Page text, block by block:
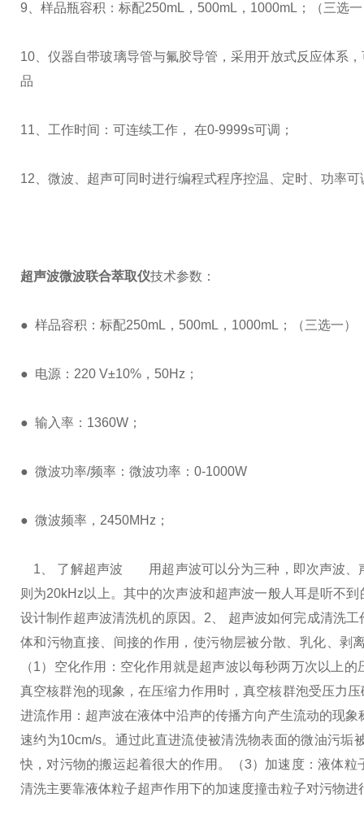
9、样品瓶容积：标配250mL，500mL，1000mL；（三选
10、仪器自带玻璃导管与氟胶导管，采用开放式反应体系
品
11、工作时间：可连续工作， 在0-9999s可调；
12、微波、超声可同时进行编程式程序控温、定时、功率可
超声波微波联合萃取仪技术参数：
● 样品容积：标配250mL，500mL，1000mL；（三选一）
● 电源：220 V±10%，50Hz；
● 输入率：1360W；
● 微波功率/频率：微波功率：0-1000W
● 微波频率，2450MHz；
1、 了解超声波 用超声波可以分为三种，即次声波、
则为20kHz以上。其中的次声波和超声波一般人耳是听不
设计制作超声波清洗机的原因。 2、 超声波如何完成清洗工
体和污物直接、间接的作用，使污物层被分散、乳化、剥
（1）空化作用：空化作用就是超声波以每秒两万次以上
真空核群泡的现象，在压缩力作用时，真空核群泡受压力
进流作用：超声波在液体中沿声的传播方向产生流动的现
速约为10cm/s。通过此直进流使被清洗物表面的微油污
快，对污物的搬运起着很大的作用。
（3）加速度：液体
清洗主要靠液体粒子超声作用下的加速度撞击粒子对污物进